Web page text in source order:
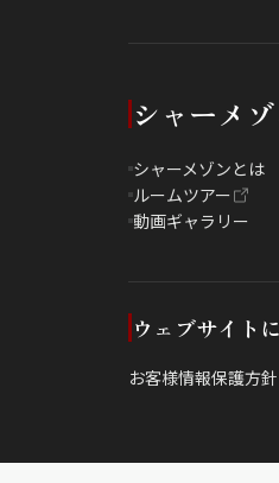
シャーメ
シャーメゾンとは
ルームツアー
動画ギャラリー
ウェブサイト
お客様情報保護方針